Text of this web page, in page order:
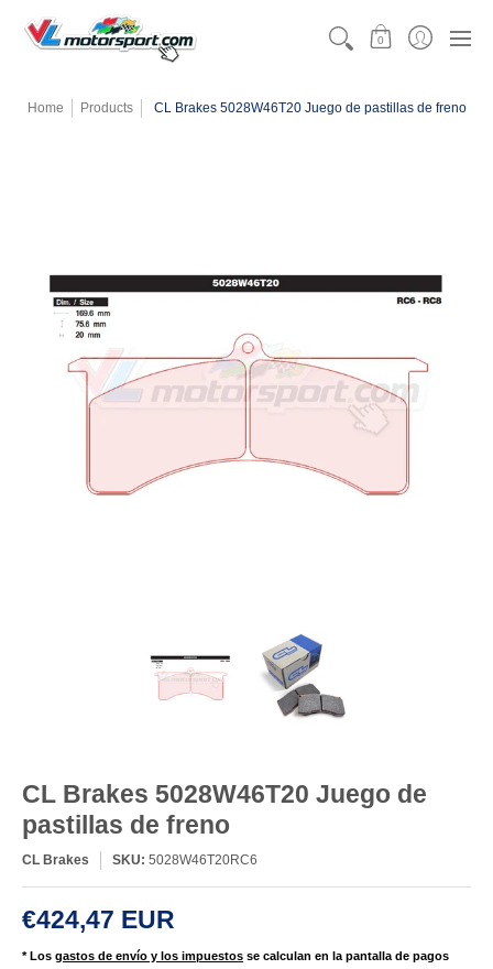
0
Home Products CL Brakes 5028W46T20 Juego de pastillas de freno
CL Brakes 5028W46T20 Juego de
pastillas de freno
CL Brakes SKU: 5028W46T20RC6
€424,47 EUR
* Los gastos de envío y los impuestos se calculan en la pantalla de pagos